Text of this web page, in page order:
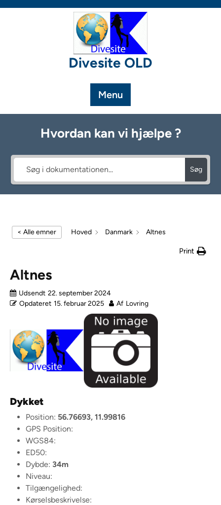
Divesite OLD
Menu
Hvordan kan vi hjælpe ?
Søg
< Alle emner Hoved Danmark Altnes
Print
Altnes
Udsendt 22. september 2024
Opdateret 15. februar 2025 Af Lovring
Dykket
Position: 56.76693, 11.99816
GPS Position:
WGS84:
ED50:
Dybde: 34m
Niveau:
Tilgængelighed:
Kørselsbeskrivelse: